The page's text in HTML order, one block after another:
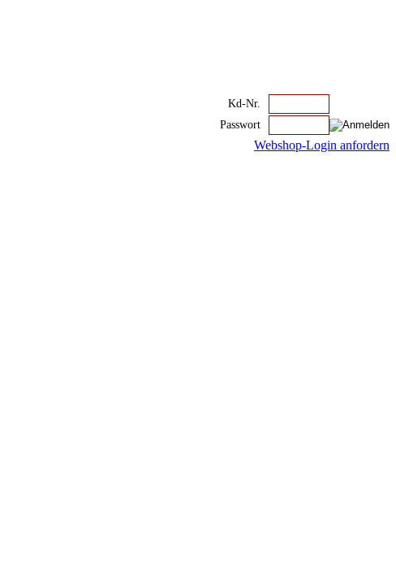
Kd-Nr.
Passwort
Webshop-Login anfordern